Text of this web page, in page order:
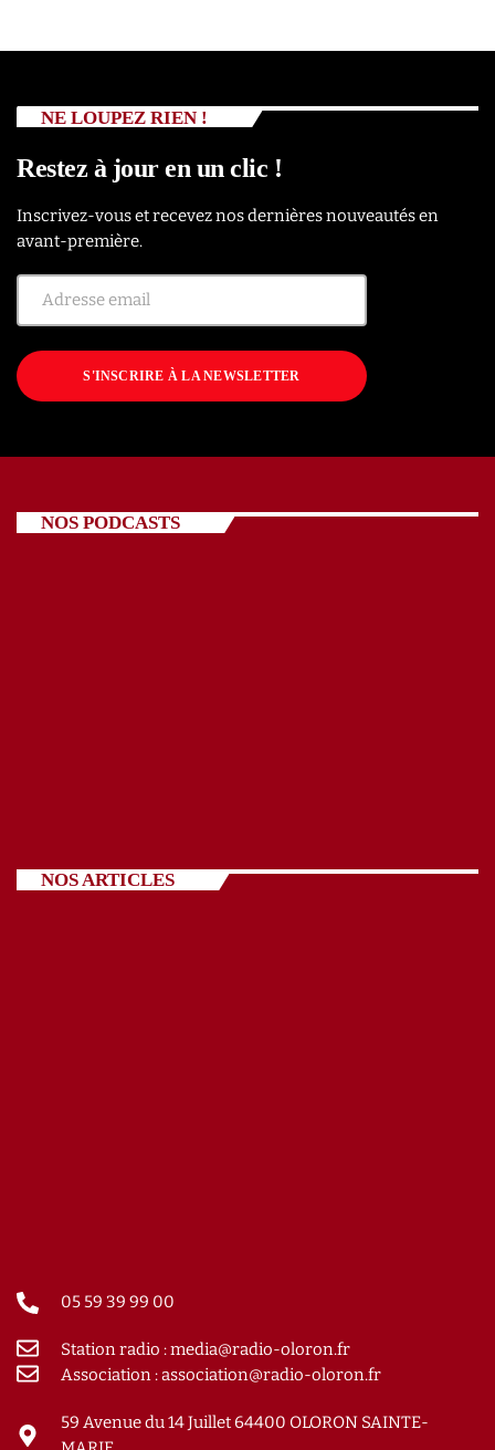
NE LOUPEZ RIEN !
Restez à jour en un clic !
Inscrivez-vous et recevez nos dernières nouveautés en
avant-première.
S'INSCRIRE À LA NEWSLETTER
NOS PODCASTS
NOS ARTICLES
05 59 39 99 00
Station radio : media@radio-oloron.fr
Association : association@radio-oloron.fr
59 Avenue du 14 Juillet 64400 OLORON SAINTE-